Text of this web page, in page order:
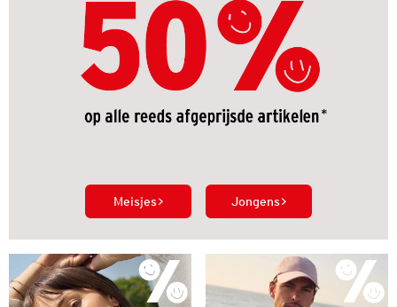
Meisjes Jongens